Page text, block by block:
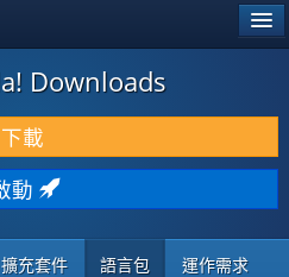
Downloads
下載
動
擴充套件 語言包 運作需求